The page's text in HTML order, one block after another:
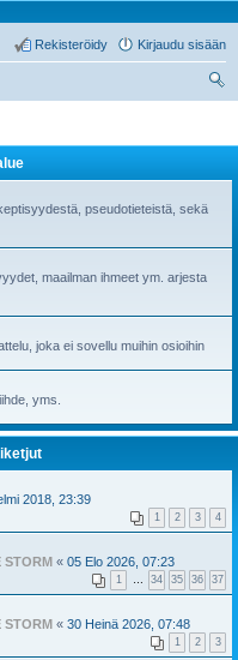
Kirjaudu sisään
Rekisteröidy
pseudotieteistä, sekä
maailman ihmeet ym. arjesta
joka ei sovellu muihin osioihin
yms.
2018, 23:39
1 2 3 4
STORM « 05 Elo 2026, 07:23
1 … 34 35 36 37
STORM « 30 Heinä 2026, 07:48
1 2 3